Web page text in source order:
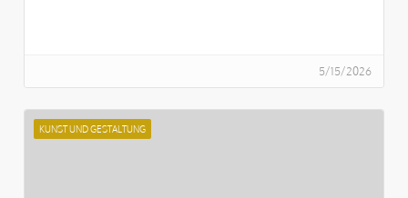
5/15/2026
KUNST UND GESTALTUNG